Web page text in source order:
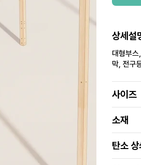
상세설
대형부
막, 전구
사이즈
소재
탄소